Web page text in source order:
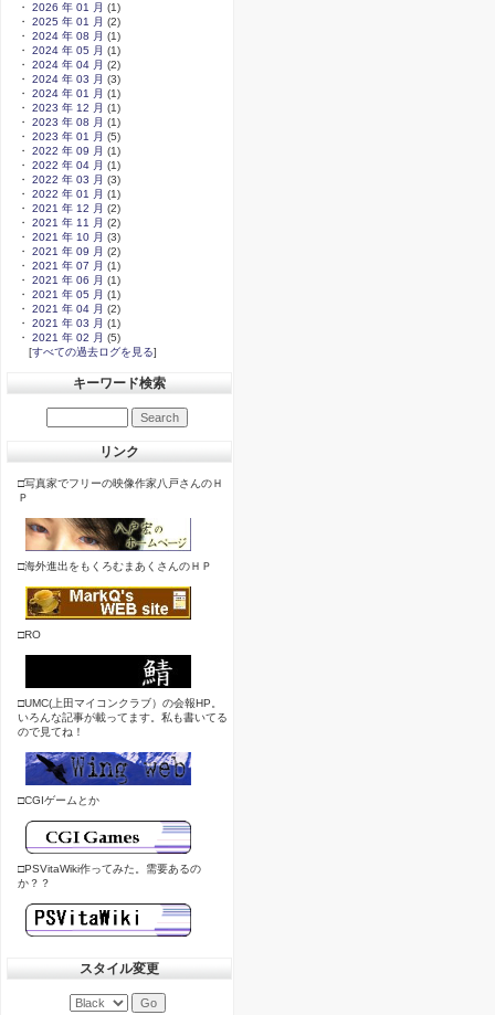
・ 2026 年 01 月 (1)
・
2025 年 01 月 (2)
・
2024 年 08 月 (1)
・
2024 年 05 月 (1)
・
2024 年 04 月 (2)
・
2024 年 03 月 (3)
・
2024 年 01 月 (1)
・
2023 年 12 月 (1)
・
2023 年 08 月 (1)
・
2023 年 01 月 (5)
・
2022 年 09 月 (1)
・
2022 年 04 月 (1)
・
2022 年 03 月 (3)
・
2022 年 01 月 (1)
・
2021 年 12 月 (2)
・
2021 年 11 月 (2)
・
2021 年 10 月 (3)
・
2021 年 09 月 (2)
・
2021 年 07 月 (1)
・
2021 年 06 月 (1)
・
2021 年 05 月 (1)
・
2021 年 04 月 (2)
・
2021 年 03 月 (1)
・
2021 年 02 月 (5)
[すべての過去ログを見る]
キーワード検索
リンク
□写真家でフリーの映像作家八戸さんのＨ
Ｐ
□海外進出をもくろむまあくさんのＨＰ
□RO
□UMC(上田マイコンクラブ）の会報HP。
いろんな記事が載ってます。私も書いてる
ので見てね！
□CGIゲームとか
□PSVitaWiki作ってみた。需要あるの
か？？
スタイル変更